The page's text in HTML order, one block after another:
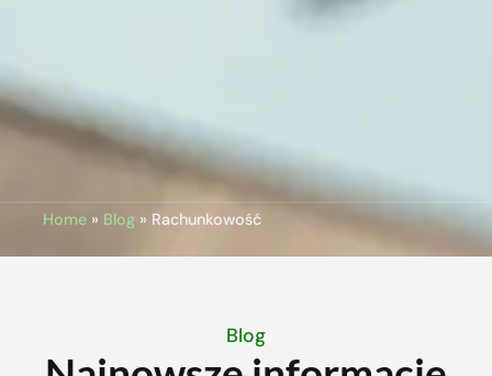
Home» Blog» Rachunkowość
Blog